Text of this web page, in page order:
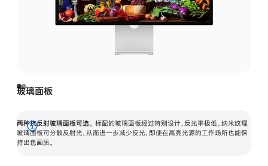
玻璃面板
两种抗反射玻璃面板可选。 标配的玻璃面板经过特别设计，反光率极低。纳米纹理
玻璃面板可分散反射光，从而进一步减少反光，即使在高亮光源的工作场所也能保
持出色画质。
展
开